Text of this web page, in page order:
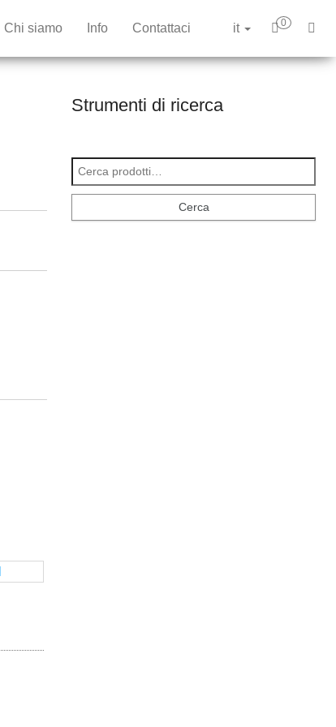
0
Chi siamo Info Contattaci it
Strumenti di ricerca
Cerca